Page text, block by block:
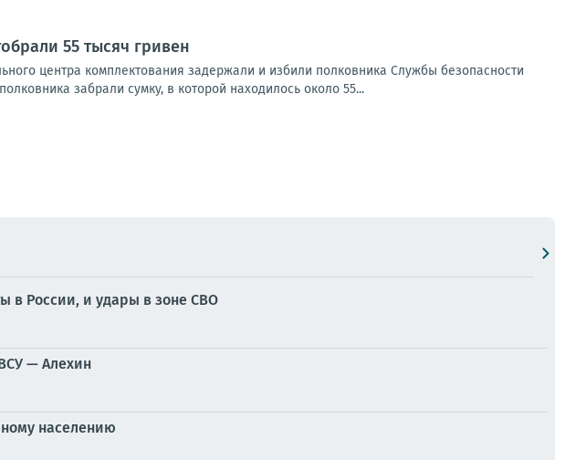
55 тысяч гривен
центра комплектования задержали и избили полковника Службы безопасности
забрали сумку, в которой находилось около 55...
в России, и удары в зоне СВО
— Алехин
населению